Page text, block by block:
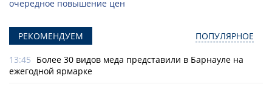
очередное повышение цен
РЕКОМЕНДУЕМ ПОПУЛЯРНОЕ
13:45 Более 30 видов меда представили в Барнауле на
ежегодной ярмарке